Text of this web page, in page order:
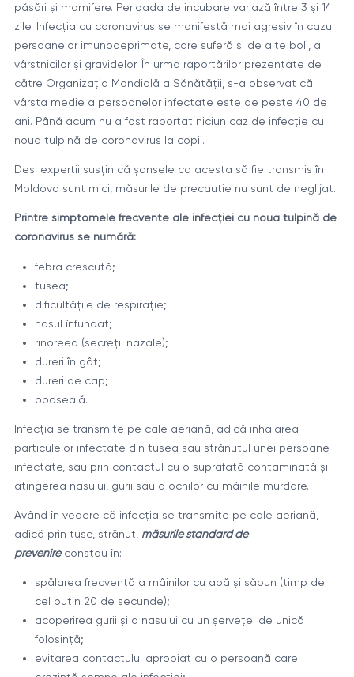
păsări şi mamifere. Perioada de incubare variază între 3 și 14
zile. Infecţia cu coronavirus se manifestă mai agresiv în cazul
persoanelor imunodeprimate, care suferă şi de alte boli, al
vârstnicilor şi gravidelor. În urma raportărilor prezentate de
către Organizaţia Mondială a Sănătăţii, s-a observat că
vârsta medie a persoanelor infectate este de peste 40 de
ani. Până acum nu a fost raportat niciun caz de infecţie cu
noua tulpină de coronavirus la copii.
Deși experții susțin că șansele ca acesta să fie transmis în
Moldova sunt mici, măsurile de precauție nu sunt de neglijat.
Printre simptomele frecvente ale infecţiei cu noua tulpină de
coronavirus se numără:
febra crescută;
tusea;
dificultăţile de respiraţie;
nasul înfundat;
rinoreea (secreţii nazale);
dureri în gât;
dureri de cap;
oboseală.
Infecţia se transmite pe cale aeriană, adică inhalarea
particulelor infectate din tusea sau strănutul unei persoane
infectate, sau prin contactul cu o suprafaţă contaminată şi
atingerea nasului, gurii sau a ochilor cu mâinile murdare.
Având în vedere că infecţia se transmite pe cale aeriană,
adică prin tuse, strănut, măsurile standard de
prevenireconstau în:
spălarea frecventă a mâinilor cu apă şi săpun (timp de
cel puţin 20 de secunde);
acoperirea gurii şi a nasului cu un şerveţel de unică
folosinţă;
evitarea contactului apropiat cu o persoană care